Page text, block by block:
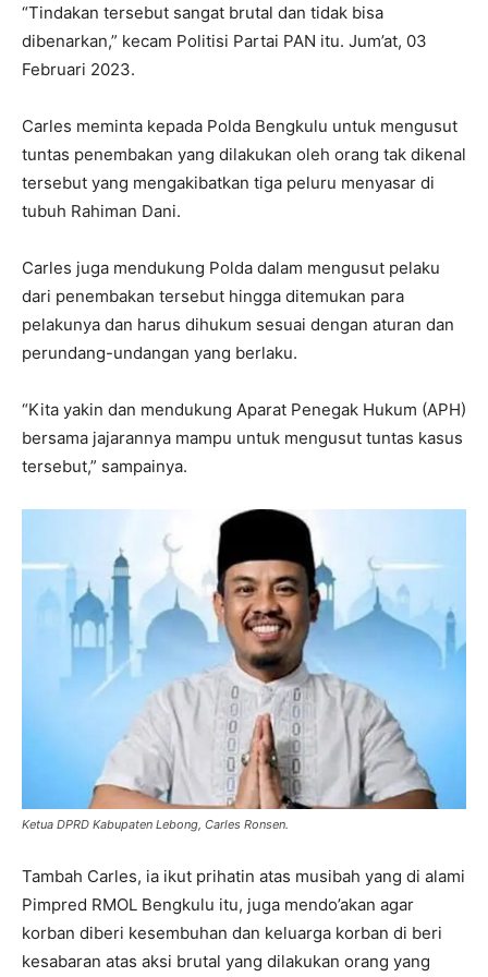
“Tindakan tersebut sangat brutal dan tidak bisa
dibenarkan,” kecam Politisi Partai PAN itu. Jum’at, 03
Februari 2023.
Carles meminta kepada Polda Bengkulu untuk mengusut
tuntas penembakan yang dilakukan oleh orang tak dikenal
tersebut yang mengakibatkan tiga peluru menyasar di
tubuh Rahiman Dani.
Carles juga mendukung Polda dalam mengusut pelaku
dari penembakan tersebut hingga ditemukan para
pelakunya dan harus dihukum sesuai dengan aturan dan
perundang-undangan yang berlaku.
“Kita yakin dan mendukung Aparat Penegak Hukum (APH)
bersama jajarannya mampu untuk mengusut tuntas kasus
tersebut,” sampainya.
Ketua DPRD Kabupaten Lebong, Carles Ronsen.
Tambah Carles, ia ikut prihatin atas musibah yang di alami
Pimpred RMOL Bengkulu itu, juga mendo’akan agar
korban diberi kesembuhan dan keluarga korban di beri
kesabaran atas aksi brutal yang dilakukan orang yang